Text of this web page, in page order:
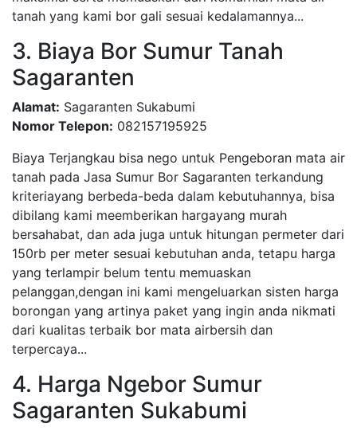
tanah yang kami bor gali sesuai kedalamannya...
3. Biaya Bor Sumur Tanah
Sagaranten
Alamat: Sagaranten Sukabumi
Nomor Telepon: 082157195925
Biaya Terjangkau bisa nego untuk Pengeboran mata air
tanah pada Jasa Sumur Bor Sagaranten terkandung
kriteriayang berbeda-beda dalam kebutuhannya, bisa
dibilang kami meemberikan hargayang murah
bersahabat, dan ada juga untuk hitungan permeter dari
150rb per meter sesuai kebutuhan anda, tetapu harga
yang terlampir belum tentu memuaskan
pelanggan,dengan ini kami mengeluarkan sisten harga
borongan yang artinya paket yang ingin anda nikmati
dari kualitas terbaik bor mata airbersih dan
terpercaya...
4. Harga Ngebor Sumur
Sagaranten Sukabumi